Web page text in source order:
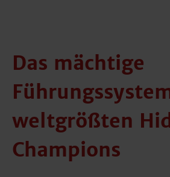
Das mächtige
weltgrößten
Champions